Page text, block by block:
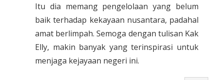
Itu dia memang pengelolaan yang belum
baik terhadap kekayaan nusantara, padahal
amat berlimpah. Semoga dengan tulisan Kak
Elly, makin banyak yang terinspirasi untuk
menjaga kejayaan negeri ini.